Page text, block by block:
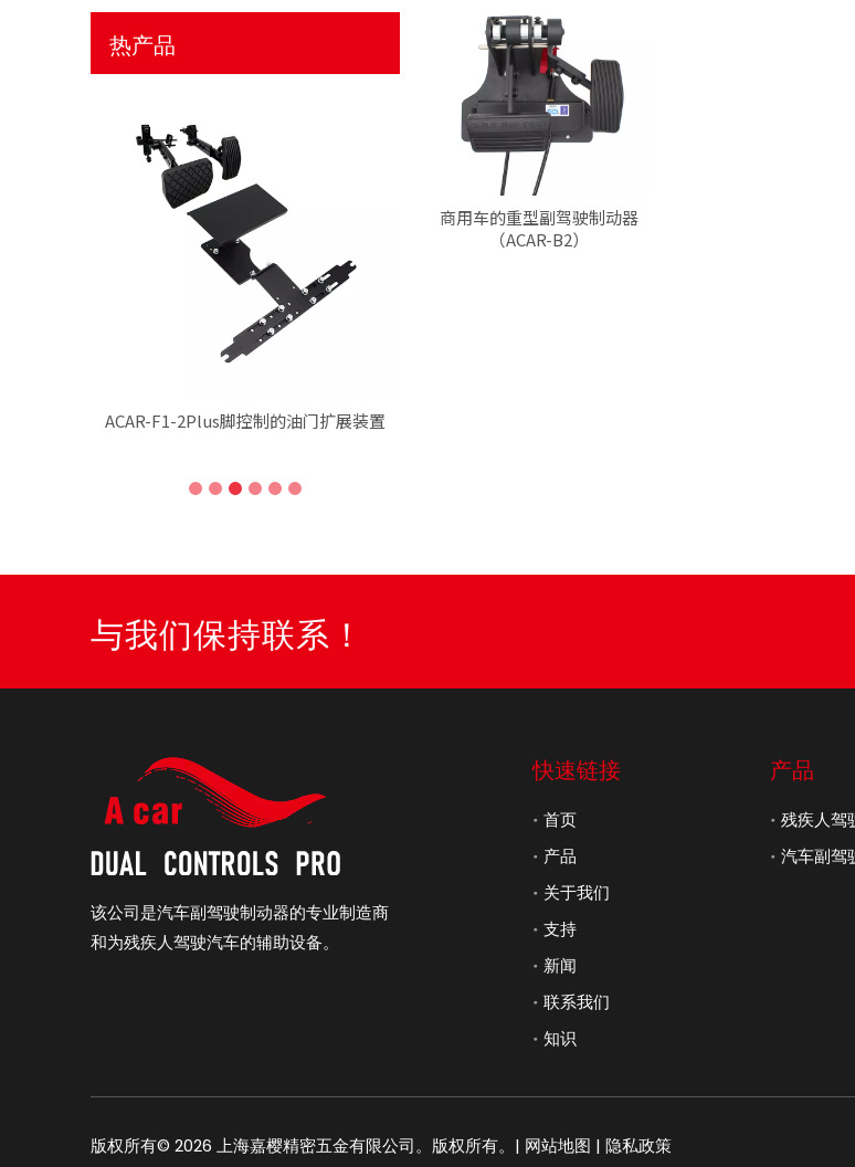
热产品
脚控制的油门扩展装置
ACAR-F1-2Mini脚控制的油门扩展装置 ACAR-H1-6制动器和加速度延迟控制手柄
商用车的重型副驾驶制动器
（ACAR-B2）
与我们保持联系！
该公司是汽车副驾驶制动器的专业制造商
和为残疾人驾驶汽车的辅助设备。
快速链接
首页
产品
关于我们
支持
新闻
联系我们
知识
产品
残疾人驾
汽车副驾
版权所有© 2026 上海嘉樱精密五金有限公司。版权所有。| 网站地图 | 隐私政策